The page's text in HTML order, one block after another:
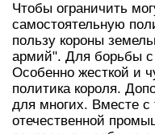
Чтобы ограничить
самостоятельную
пользу короны
армий". Для борьбы с
Особенно жесткой и
политика короля.
для многих. Вместе с
отечественной